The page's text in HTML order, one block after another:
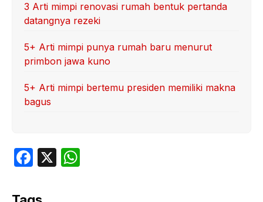
3 Arti mimpi renovasi rumah bentuk pertanda
datangnya rezeki
5+ Arti mimpi punya rumah baru menurut
primbon jawa kuno
5+ Arti mimpi bertemu presiden memiliki makna
bagus
F
c
X